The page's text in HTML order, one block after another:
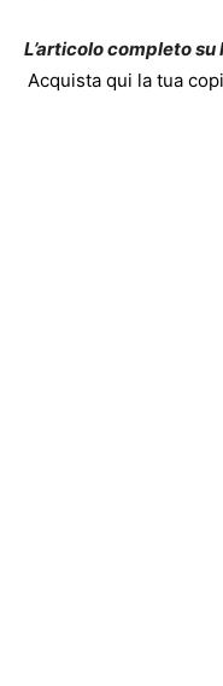
L’articolo completo
Acquista qui la tua